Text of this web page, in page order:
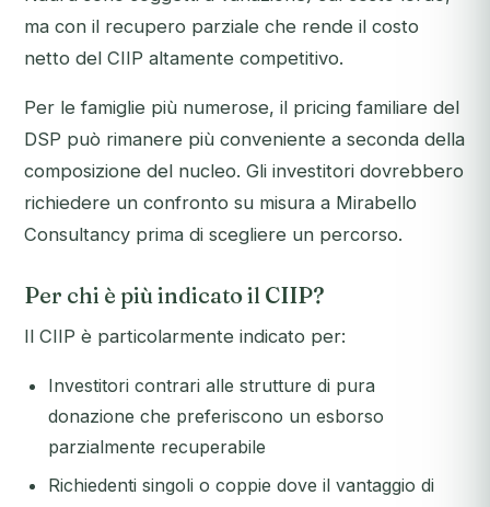
ma con il recupero parziale che rende il costo
netto del CIIP altamente competitivo.
Per le famiglie più numerose, il pricing familiare del
DSP può rimanere più conveniente a seconda della
composizione del nucleo. Gli investitori dovrebbero
richiedere un confronto su misura a Mirabello
Consultancy prima di scegliere un percorso.
Per chi è più indicato il CIIP?
Il CIIP è particolarmente indicato per:
Investitori contrari alle strutture di pura
donazione che preferiscono un esborso
parzialmente recuperabile
Richiedenti singoli o coppie dove il vantaggio di